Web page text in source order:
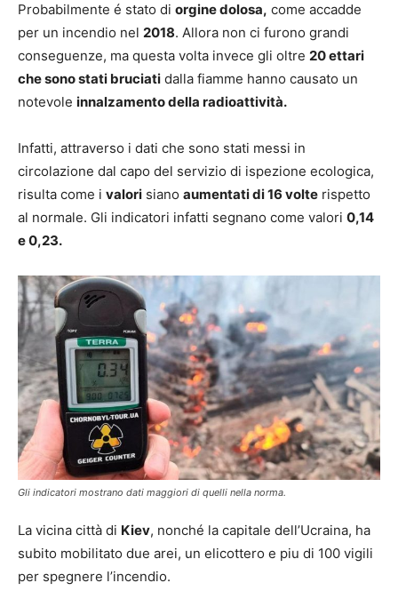
Probabilmente é stato di orgine dolosa, come accadde
per un incendio nel 2018. Allora non ci furono grandi
conseguenze, ma questa volta invece gli oltre 20 ettari
che sono stati bruciati dalla fiamme hanno causato un
notevole innalzamento della radioattività.
Infatti, attraverso i dati che sono stati messi in
circolazione dal capo del servizio di ispezione ecologica,
risulta come i valori siano aumentati di 16 volte rispetto
al normale. Gli indicatori infatti segnano come valori 0,14
e 0,23.
Gli indicatori mostrano dati maggiori di quelli nella norma.
La vicina città di Kiev, nonché la capitale dell’Ucraina, ha
subito mobilitato due arei, un elicottero e piu di 100 vigili
per spegnere l’incendio.